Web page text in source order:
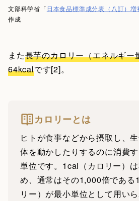
文部科学省「 日本食品標準成分表（八訂）
作成
また長芋のカロリー（エネルギ
64kcalです[2]。
カロリーとは
ヒトが食事などから摂取し、
体を動かしたりするのに消費
単位です。1cal（カロリー）
め、通常はその1,000倍である
リー）が最小単位として用いら